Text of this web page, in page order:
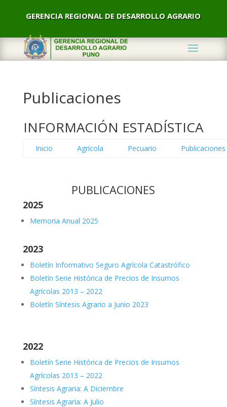
GERENCIA REGIONAL DE DESARROLLO AGRARIO
Publicaciones
INFORMACIÓN ESTADÍSTICA
Inicio Agrícola Pecuario Publicaciones
PUBLICACIONES
2025
Memoria Anual 2025
2023
Boletín Informativo Seguro Agrícola Catastrófico
Boletín Serie Histórica de Precios de Insumos
Agrícolas 2013 – 2022
Boletín Síntesis Agrario a Junio 2023
2022
Boletín Serie Histórica de Precios de Insumos
Agrícolas 2013 – 2022
Síntesis Agraria: A Diciembre
Síntesis Agraria: A Julio